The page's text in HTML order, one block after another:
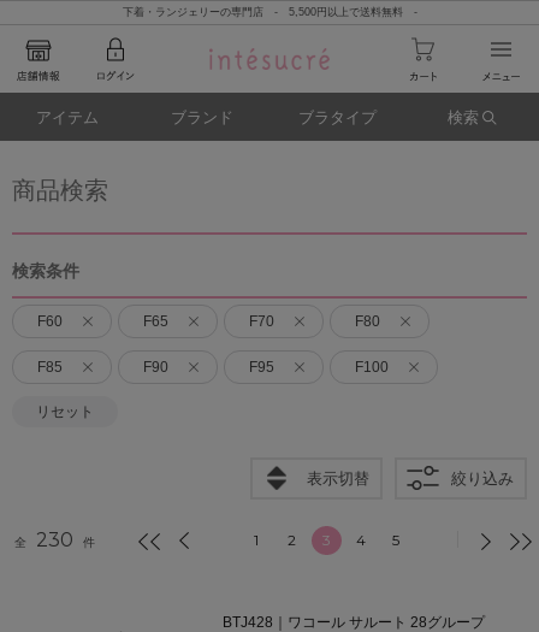
下着・ランジェリーの専門店 - 5,500円以上で送料無料 -
アイテム ブランド ブラタイプ 検索
商品検索
検索条件
F60 F65 F70 F80
F85 F90 F95 F100
リセット
表示切替 絞り込み
全 230 件 1 2 3 4 5
BTJ428｜ワコール サルート 28グループ